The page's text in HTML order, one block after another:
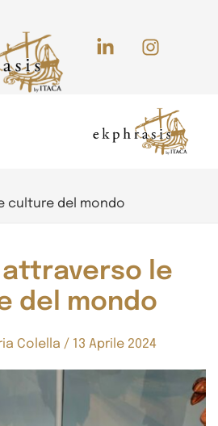
culture del mondo
attraverso le
del mondo
Colella / 13 Aprile 2024